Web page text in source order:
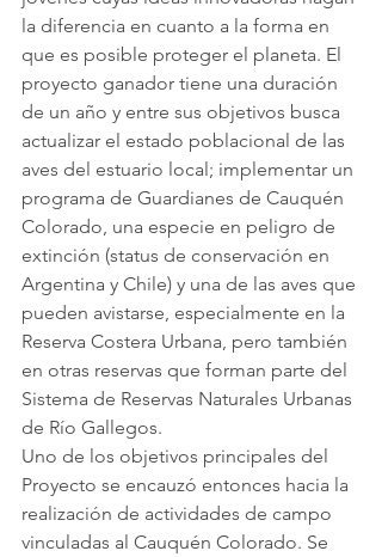
la diferencia en cuanto a la forma en
que es posible proteger el planeta. El
proyecto ganador tiene una duración
de un año y entre sus objetivos busca
actualizar el estado poblacional de las
aves del estuario local; implementar un
programa de Guardianes de Cauquén
Colorado, una especie en peligro de
extinción (status de conservación en
Argentina y Chile) y una de las aves que
pueden avistarse, especialmente en la
Reserva Costera Urbana, pero también
en otras reservas que forman parte del
Sistema de Reservas Naturales Urbanas
de Río Gallegos.
Uno de los objetivos principales del
Proyecto se encauzó entonces hacia la
realización de actividades de campo
vinculadas al Cauquén Colorado. Se